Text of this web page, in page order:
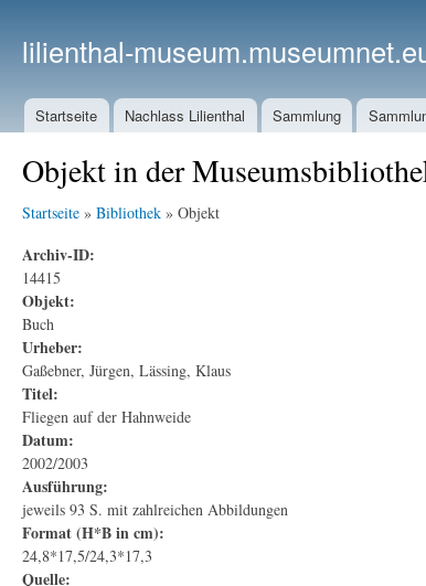
lilienthal-
Startseite Nachlass Lilienthal Sammlung
Objekt in der
Startseite » Bibliothek » Objekt
Archiv-ID:
14415
Objekt:
Buch
Urheber:
Gaßebner, Jürgen, Lässing, Klaus
Titel:
Fliegen auf der Hahnweide
Datum:
2002/2003
Ausführung:
jeweils 93 S. mit zahlreichen Abbildungen
Format (H*B in cm):
24,8*17,5/24,3*17,3
Quelle: